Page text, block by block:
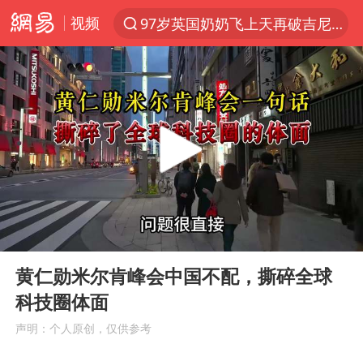
视频
97岁英国奶奶飞上天再破吉尼斯纪录
夜幕落下 运动上场
汪峰阻止14岁女儿买大牌
公司“上四休三”但要降薪1000元
泰国校园枪击案死亡人数升至7人
四川宜宾市高县发生4.9级地震
改名后的“青海拉面”店
Play
00:00
黄仁勋米尔肯峰会中国不配，撕碎全球
科技圈体面
声明：个人原创，仅供参考